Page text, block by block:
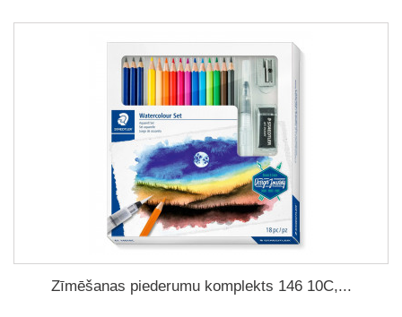
Zīmēšanas piederumu komplekts 146 10C,...